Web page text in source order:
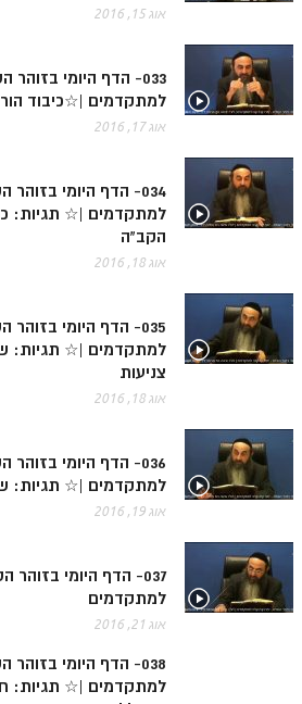
מנוע חיפוש בכתבי בעל הסולם
חנות ספרים
אוג 15, 2016
033- הדף היומי
למתקדמים |☆כיבוד
אוג 17, 2016
034- הדף היומי
למתקדמים |☆ תגיות:
הקב"ה
אוג 18, 2016
035- הדף היומי
למתקדמים |☆ תגיות:
צניעות
אוג 18, 2016
036- הדף היומי
למתקדמים |☆ תגיות:
אוג 19, 2016
037- הדף היומי
למתקדמים
אוג 21, 2016
038- הדף היומי
למתקדמים |☆ תגיות: